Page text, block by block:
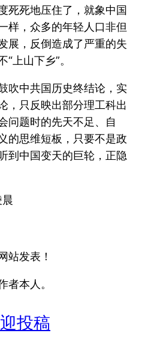
死死地压住了，就象中国
样，众多的年轻人口非但
展，反倒造成了严重的失
上山下乡”。
吹中共国历史终结论，实
，只反映出部分理工科出
问题时的先天不足、自
的思维短板，只要不是政
到中国变天的巨轮，正隐
站发表！
者本人。
投稿